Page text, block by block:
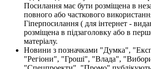
Посилання має бути розміщена в
повного або часткового
Гіперпосилання ( для інтернет -
розміщена в підзаголовку або в
матеріалу.
Новини з позначками "Думка",
"Регіони", "Гроші", "Влада",